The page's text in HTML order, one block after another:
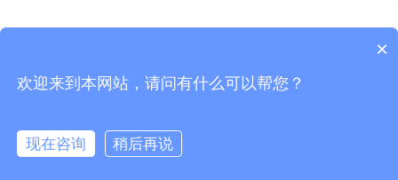
Copyright © 2020 All Rights Reserved 莱森光学（深圳） 有限公司·版权所有
×
欢迎来到本网站，请问有什么可以帮您？
现在咨询 稍后再说